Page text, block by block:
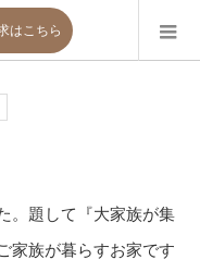
はこちら
。題して『大家族が集
家族が暮らすお家です